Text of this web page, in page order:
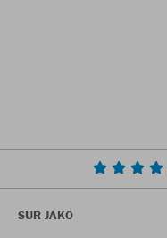
SUR JAKO